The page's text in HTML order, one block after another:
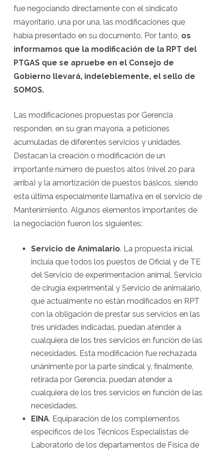
fue negociando directamente con el sindicato
mayoritario, una por una, las modificaciones que
había presentado en su documento. Por tanto, os
informamos que la modificación de la RPT del
PTGAS que se apruebe en el Consejo de
Gobierno llevará, indeleblemente, el sello de
SOMOS.
Las modificaciones propuestas por Gerencia
responden, en su gran mayoría, a peticiones
acumuladas de diferentes servicios y unidades.
Destacan la creación o modificación de un
importante número de puestos altos (nivel 20 para
arriba) y la amortización de puestos básicos, siendo
esta última especialmente llamativa en el servicio de
Mantenimiento. Algunos elementos importantes de
la negociación fueron los siguientes:
Servicio de Animalario. La propuesta inicial
incluía que todos los puestos de Oficial y de TE
del Servicio de experimentación animal, Servicio
de cirugía experimental y Servicio de animalario,
que actualmente no están modificados en RPT
con la obligación de prestar sus servicios en las
tres unidades indicadas, puedan atender a
cualquiera de los tres servicios en función de las
necesidades. Esta modificación fue rechazada
unánimente por la parte sindical y, finalmente,
retirada por Gerencia. puedan atender a
cualquiera de los tres servicios en función de las
necesidades.
EINA. Equiparación de los complementos
específicos de los Técnicos Especialistas de
Laboratorio de los departamentos de Física de